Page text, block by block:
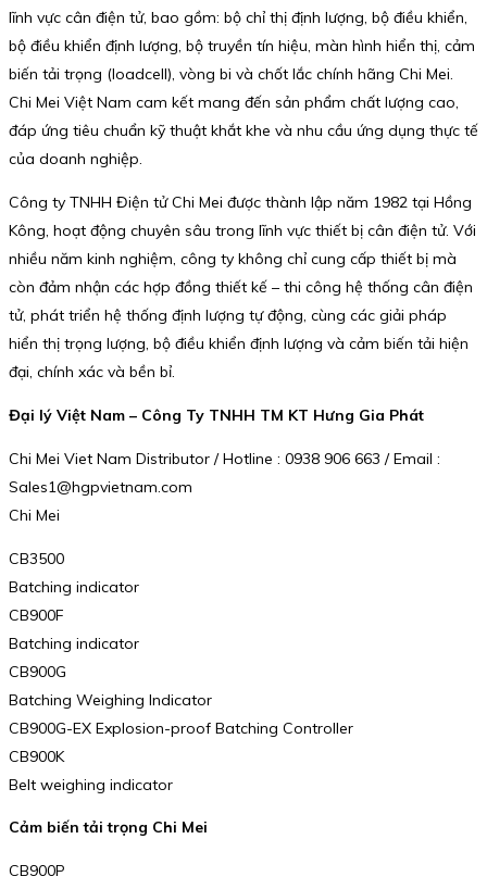
lĩnh vực cân điện tử, bao gồm: bộ chỉ thị định lượng, bộ điều khiển,
bộ điều khiển định lượng, bộ truyền tín hiệu, màn hình hiển thị, cảm
biến tải trọng (loadcell), vòng bi và chốt lắc chính hãng Chi Mei.
Chi Mei Việt Nam cam kết mang đến sản phẩm chất lượng cao,
đáp ứng tiêu chuẩn kỹ thuật khắt khe và nhu cầu ứng dụng thực tế
của doanh nghiệp.
Công ty TNHH Điện tử Chi Mei được thành lập năm 1982 tại Hồng
Kông, hoạt động chuyên sâu trong lĩnh vực thiết bị cân điện tử. Với
nhiều năm kinh nghiệm, công ty không chỉ cung cấp thiết bị mà
còn đảm nhận các hợp đồng thiết kế – thi công hệ thống cân điện
tử, phát triển hệ thống định lượng tự động, cùng các giải pháp
hiển thị trọng lượng, bộ điều khiển định lượng và cảm biến tải hiện
đại, chính xác và bền bỉ.
Đại lý Việt Nam – Công Ty TNHH TM KT Hưng Gia Phát
Chi Mei Viet Nam Distributor / Hotline : 0938 906 663 / Email :
Sales1@hgpvietnam.com
Chi Mei
CB3500
Batching indicator
CB900F
Batching indicator
CB900G
Batching Weighing Indicator
CB900G-EX Explosion-proof Batching Controller
CB900K
Belt weighing indicator
Cảm biến tải trọng Chi Mei
CB900P